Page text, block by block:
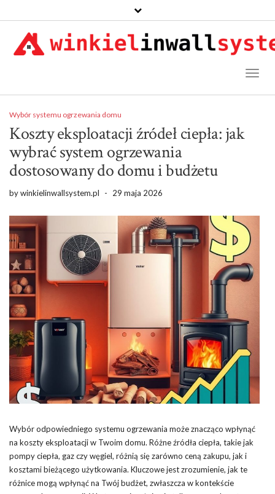
Wybór systemu ogrzewania domu
Koszty eksploatacji źródeł ciepła: jak
wybrać system ogrzewania
dostosowany do domu i budżetu
bywinkielinwallsystem.pl - 29 maja 2026
Wybór odpowiedniego systemu ogrzewania może znacząco wpłynąć
na koszty eksploatacji w Twoim domu. Różne źródła ciepła, takie jak
pompy ciepła, gaz czy węgiel, różnią się zarówno ceną zakupu, jak i
kosztami bieżącego użytkowania. Kluczowe jest zrozumienie, jak te
różnice mogą wpłynąć na Twój budżet, zwłaszcza w kontekście